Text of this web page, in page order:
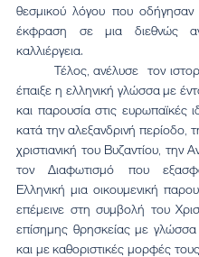
θεσμικού λόγου που οδήγησαν
έκφραση σε μια διεθνώς
καλλιέργεια.
έπαιξε η ελληνική γλώσσα με
και παρουσία στις ευρωπαϊκές
κατά την αλεξανδρινή περίοδο,
χριστιανική του Βυζαντίου, την
τον Διαφωτισμό που
Ελληνική μια οικουμενική
επέμεινε στη συμβολή του
επίσημης θρησκείας με γλώσσα
και με καθοριστικές μορφές